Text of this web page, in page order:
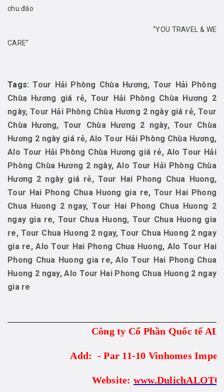
chu đáo
“YOU TRAVEL & WE
CARE”
Tags:Tour Hải Phòng Chùa Hương, Tour Hải Phòng
Chùa Hương giá rẻ, Tour Hải Phòng Chùa Hương 2
ngày, Tour Hải Phòng Chùa Hương 2 ngày giá rẻ, Tour
Chùa Hương, Tour Chùa Hương 2 ngày, Tour Chùa
Hương 2 ngày giá rẻ, Alo Tour Hải Phòng Chùa Hương,
Alo Tour Hải Phòng Chùa Hương giá rẻ, Alo Tour Hải
Phòng Chùa Hương 2 ngày, Alo Tour Hải Phòng Chùa
Hương 2 ngày giá rẻ, Tour Hai Phong Chua Huong,
Tour Hai Phong Chua Huong gia re, Tour Hai Phong
Chua Huong 2 ngay, Tour Hai Phong Chua Huong 2
ngay gia re, Tour Chua Huong, Tour Chua Huong gia
re, Tour Chua Huong 2 ngay, Tour Chua Huong 2 ngay
gia re, Alo Tour Hai Phong Chua Huong, Alo Tour Hai
Phong Chua Huong gia re, Alo Tour Hai Phong Chua
Huong 2 ngay, Alo Tour Hai Phong Chua Huong 2 ngay
gia re
Công ty Cổ Phần Quốc tế
Add: - Par 11-10 Vinhomes
Website: